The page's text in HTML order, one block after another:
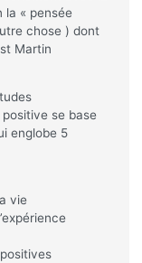
la « pensée
chose ) dont
Martin
se base
englobe 5
vie